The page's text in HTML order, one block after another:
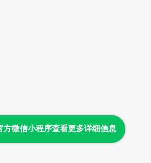
方微信小程序查看更多详细信息